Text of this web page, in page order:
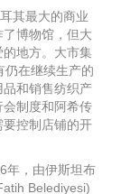
其最大的商业
博物馆，但大
地方。大市集
仍在继续生产的
和销售纺织产
制度和阿希传
控制店铺的开
年，由伊斯坦布
Belediyesi)